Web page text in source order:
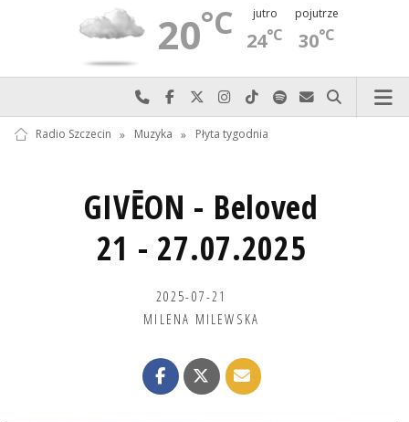
20°C jutro
24°C
pojutrze
30°C
Najlepiej po prostu do nas zadzwoń
Odwiedź nas na Facebook-u
Odwiedź nas na X
Odwiedź nas na Instagram-ie
Odwiedź nas na TikTok-u
Szukaj nas na Spotify
Wyślij do nas
Szukaj
Radio Szczecin » Muzyka » Płyta tygodnia
GIVĒON - Beloved
21 - 27.07.2025
2025-07-21
MILENA MILEWSKA